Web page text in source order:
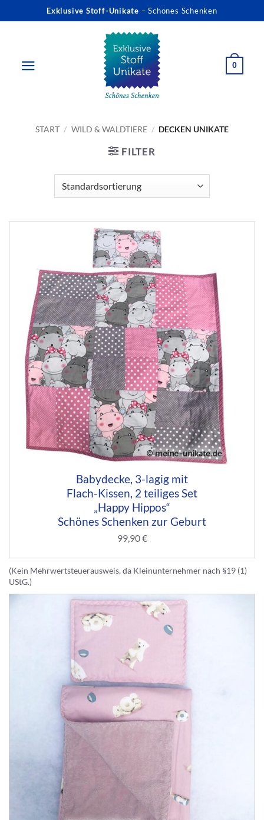
Inhalt
Exklusive Stoff-Unikate – Schönes Schenken
0
START / WILD & WALDTIERE / DECKEN UNIKATE
FILTER
Babydecke, 3-lagig mit
Flach-Kissen, 2 teiliges Set
„Happy Hippos“
Schönes Schenken zur Geburt
99,90€
(Kein Mehrwertsteuerausweis, da Kleinunternehmer nach §19 (1)
UStG.)